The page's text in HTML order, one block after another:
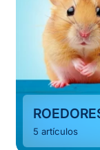
5 artículos